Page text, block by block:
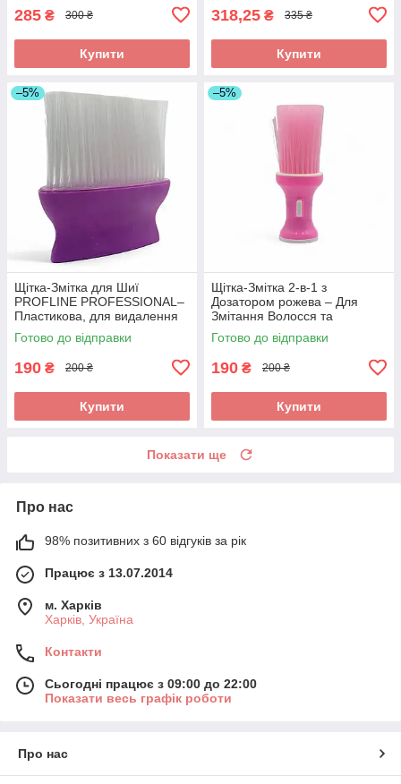
285 ₴ 300 ₴
Купити
318,25 ₴ 335 ₴
Купити
–5%
Щітка-Змітка для Шиї
PROFLINE PROFESSIONAL–
Пластикова, для видалення
зрізаного волосся. Арт
РР12М
Готово до відправки
190 ₴ 200 ₴
Купити
–5%
Щітка-Змітка 2-в-1 з
Дозатором рожева – Для
Змітання Волосся та
Нанесення Тальку/Пудри
(Професійна). Арт ТП101
Готово до відправки
190 ₴ 200 ₴
Купити
Показати ще
Про нас
98% позитивних з 60 відгуків за рік
Працює з 13.07.2014
м. Харків
Харків, Україна
Контакти
Сьогодні працює з 09:00 до 22:00
Показати весь графік роботи
Про нас